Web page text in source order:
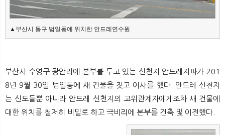
▲부산시 동구 범일동에 위치한 안드레연수원
부산시 수영구 광안리에 본부를 두고 있는 신천지 안드레지파가 201
8년 9월 30일 범일동에 새 건물을 짓고 이사를 했다. 안드레 신천지
는 신도들뿐 아니라 안드레 신천지의 고위관계자에게조차 새 건물에
대한 위치를 철저히 비밀로 하고 극비리에 본부를 건축 및 이전했다.